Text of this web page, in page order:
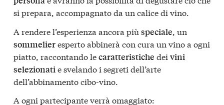
si prepara, accompagnato da un calice di vino.
A rendere l’esperienza ancora più speciale, un
sommelieresperto abbinerà con cura un vino a ogni
piatto, raccontando lecaratteristiche dei vini
selezionatie svelando i segreti dell’arte
dell’abbinamento cibo-vino.
A ogni partecipante verrà omaggiato: